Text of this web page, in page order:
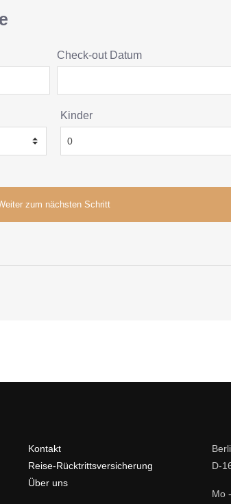
Check-out Datum
Kinder
Kontakt
Reise-Rücktrittsversicherung
Über uns
D-
Mo